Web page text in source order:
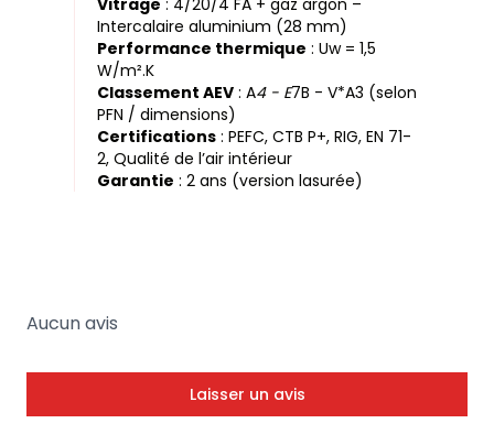
Intercalaire aluminium (28 mm)
Performance thermique : Uw = 1,5
W/m².K
Classement AEV : A4 - E7B - V*A3 (selon
PFN / dimensions)
Certifications : PEFC, CTB P+, RIG, EN 71-
2, Qualité de l’air intérieur
Garantie : 2 ans (version lasurée)
Aucun avis
Laisser un avis